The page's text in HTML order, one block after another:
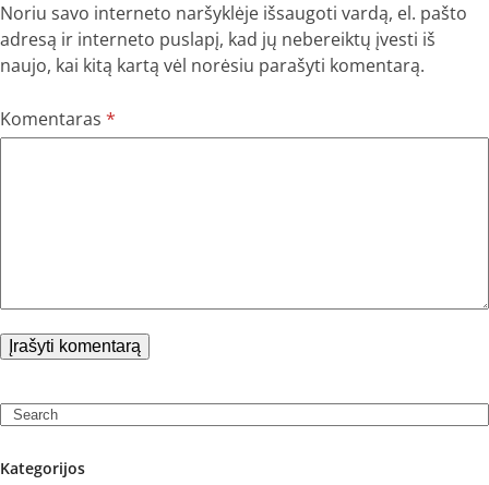
Noriu savo interneto naršyklėje išsaugoti vardą, el. pašto
adresą ir interneto puslapį, kad jų nebereiktų įvesti iš
naujo, kai kitą kartą vėl norėsiu parašyti komentarą.
Komentaras *
Search
Kategorijos